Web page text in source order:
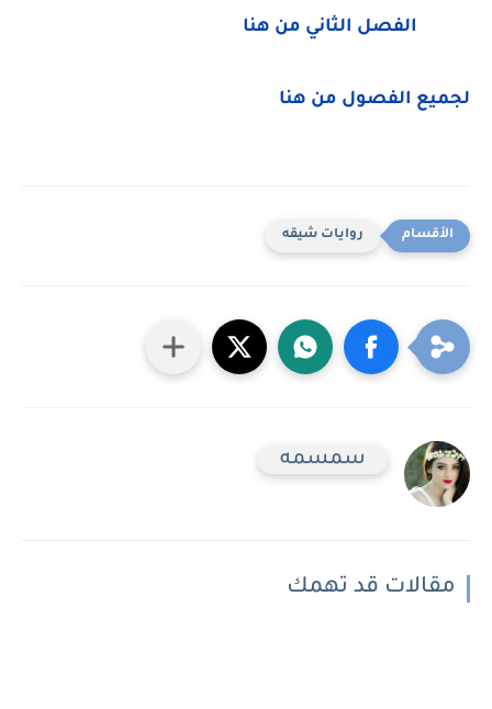
الفصل الثاني من هنا
لجميع الفصول من هنا
روايات شيقه
سمسمه
مقالات قد تهمك